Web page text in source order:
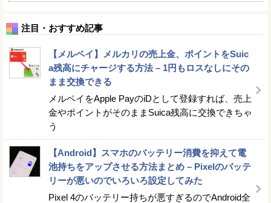
注目・おすすめ記事
【メルペイ】メルカリの売上金、ポイントをSuic
a残高にチャージする方法 – 1円もロスなしにその
まま交換できる
メルペイをApple PayのiDとして登録すれば、売上
金やポイントがそのままSuica残高に交換できちゃ
う
【Android】スマホのバッテリー消費を抑えて電
池持ちをアップさせる方法まとめ – Pixelのバッテ
リーが悪いのでいろいろ設定してみた
Pixel 4のバッテリー持ちが悪すぎるのでAndroid全